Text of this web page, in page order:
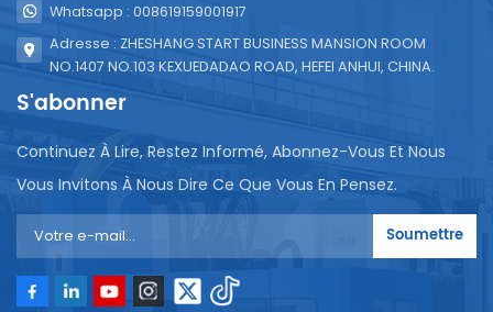
fourré dans la chambre de fermentation pour la
fermentation. Cette étape nécessite généralement
un contrôle de la température et du temps pour
garantir la qualité du yaourt. b) Une fois la
réfrigérateur et rapidement refroidi pour arrêter le
et sa valeur nutritionnelle.6. Tests et contrôle
qualité : a) Effectuer une inspection de la qualité du
yaourt en tasse, y compris l'apparence du produit,
son poids, son étanchéité, son contenu nutritionnel,
etc. b) Effectuer les ajustements et traitements
Whatsapp : 008619159001917
Adresse : ZHESHANG START BUSINESS MANSION ROOM
NO.1407 NO.103 KEXUEDADAO ROAD, HEFEI ANHUI, CHINA.
S'abonner
Continuez À Lire, Restez Informé, Abonnez-Vous Et Nous
Vous Invitons À Nous Dire Ce Que Vous En Pensez.
Soumettre